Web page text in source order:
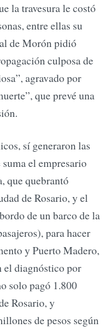
la travesura le costó
entre ellas su
de Morón pidió
culposa de
agravado por
que prevé una
sí generaron las
el empresario
que quebrantó
de Rosario, y el
de un barco de la
para hacer
y Puerto Madero,
el diagnóstico por
solo pagó 1.800
Rosario, y
de pesos según